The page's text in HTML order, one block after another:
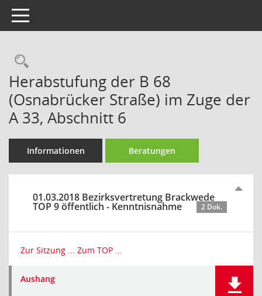
Toggle navigation
Rechercheauswahl
Herabstufung der B 68
(Osnabrücker Straße) im Zuge der
A 33, Abschnitt 6
Informationen Beratungen
01.03.2018 Bezirksvertretung Brackwede
TOP 9 öffentlich - Kenntnisnahme 2 Dok.
Zur Sitzung ... Zum TOP ...
Aushang